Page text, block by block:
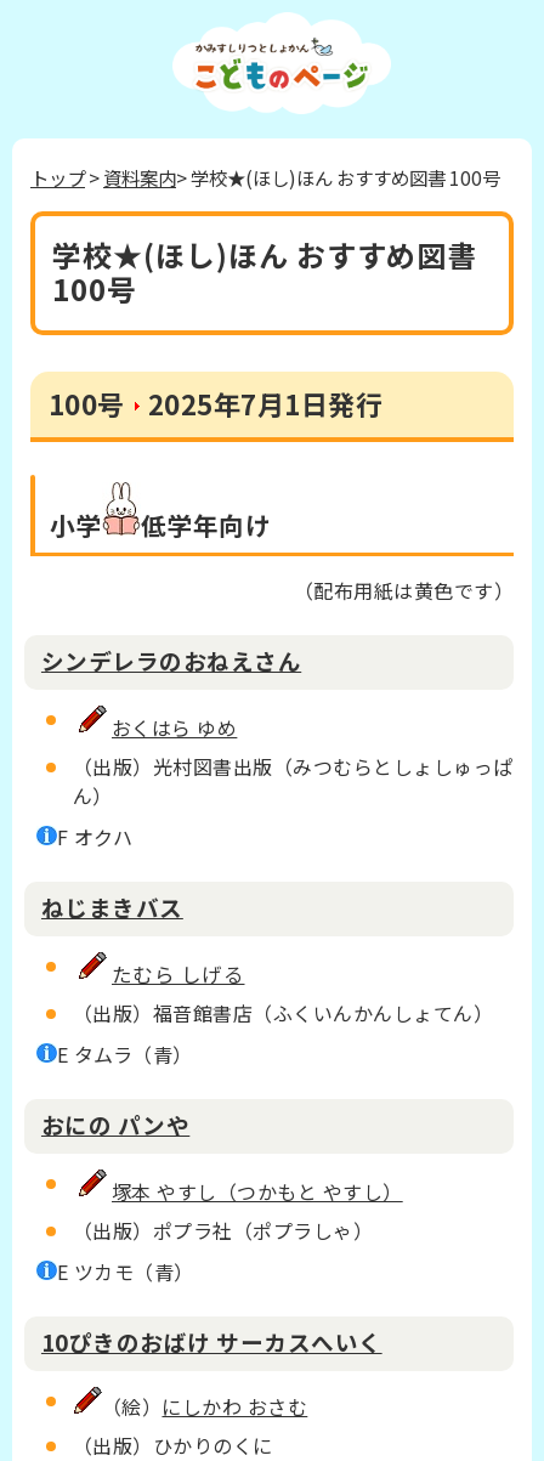
トップ>資料案内> 学校★(ほし)ほん おすすめ図書 100号
学校★(ほし)ほん おすすめ図書
100号
100号 2025年7月1日発行
小学 低学年向け
（配布用紙は黄色です）
シンデレラのおねえさん
おくはら ゆめ
（出版）光村図書出版（みつむらとしょしゅっぱ
ん）
F オクハ
ねじまきバス
たむら しげる
（出版）福音館書店（ふくいんかんしょてん）
E タムラ（青）
おにの パンや
塚本 やすし（つかもと やすし）
（出版）ポプラ社（ポプラしゃ）
E ツカモ（青）
10ぴきのおばけ サーカスへいく
（絵） にしかわ おさむ
（出版）ひかりのくに